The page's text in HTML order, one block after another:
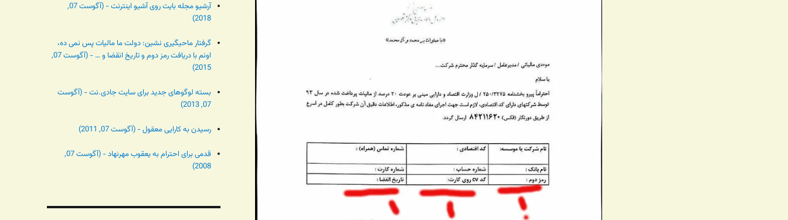
آرشیو مجله بایت روی آشیو اینترنت - (آگوست 07,
2018)
گرفتار ماحیگیری نشین: دولت ما مالیات پس نمی ده،
اونم با دریافت رمز دوم و تاریخ انقضا و … - (آگوست 07,
2015)
بسته لوگوهای جدید برای سایت جادی.نت - (آگوست
07, 2013)
رسیدن به کارایی معقول - (آگوست 07, 2011)
قدمی برای احترام به یعقوب مهرنهاد - (آگوست 07,
2008)